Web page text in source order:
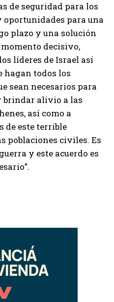
de seguridad para los
para una
plazo y una solución
momento decisivo,
líderes de Israel así
hagan todos los
sean necesarios para
brindar alivio a las
así como a
de este terrible
poblaciones civiles. Es
y este acuerdo es